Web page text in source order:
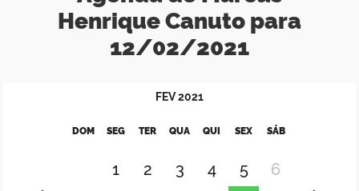
Henrique Canuto para
12/02/2021
FEV2021
DOM SEG TER QUA QUI SEX SÁB
1 2 3 4 5
6